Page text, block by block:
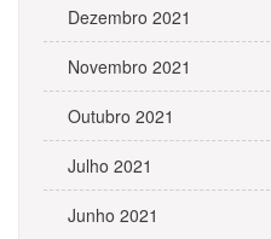
Dezembro 2021
Novembro 2021
Outubro 2021
Julho 2021
Junho 2021